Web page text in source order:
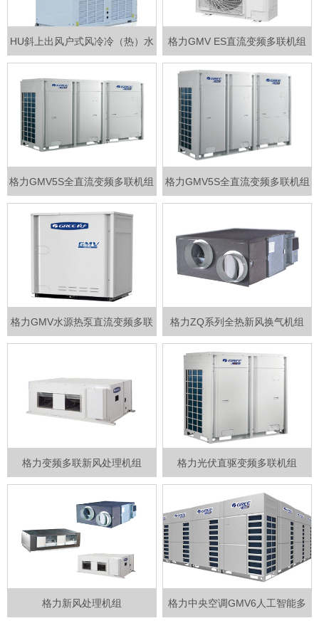
HU斜上出风户式风冷冷（热）水 格力GMV ES直流变频多联机组
格力GMV5S全直流变频多联机组 格力GMV5S全直流变频多联机组
格力GMV水源热泵直流变频多联 格力ZQ系列全热新风换气机组
格力变频多联新风处理机组 格力光伏直驱变频多联机组
格力新风处理机组 格力中央空调GMV6人工智能多